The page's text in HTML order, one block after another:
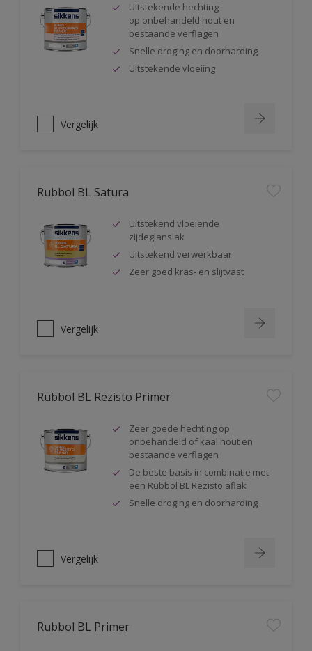
Uitstekende hechting
op onbehandeld hout en
bestaande verflagen
Snelle droging en doorharding
Uitstekende vloeiing
Vergelijk
Rubbol BL Satura
Uitstekend vloeiende
zijdeglanslak
Uitstekend verwerkbaar
Zeer goed kras- en slijtvast
Vergelijk
Rubbol BL Rezisto Primer
Zeer goede hechting op
onbehandeld of kaal hout en
bestaande verflagen
De beste basis in combinatie met
een Rubbol BL Rezisto aflak
Snelle droging en doorharding
Vergelijk
Rubbol BL Primer